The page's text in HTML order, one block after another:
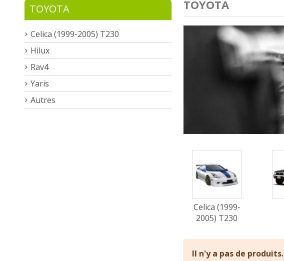
TOYOTA
Celica (1999-
2005) T230
Il n'y a pas de produits.
TOYOTA
Celica (1999-2005) T230
Hilux
Rav4
Yaris
Autres